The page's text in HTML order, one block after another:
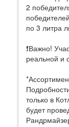
2
по 3 литра
❗Важно!
реальной и
только в
будет